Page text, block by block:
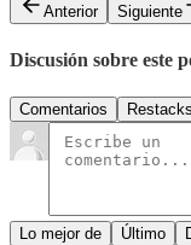
Anterior
Siguiente
Discusión sobre este
Comentarios Restacks
Lo mejor de Último